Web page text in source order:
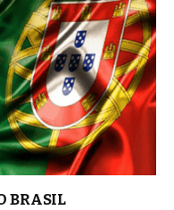
BRASIL